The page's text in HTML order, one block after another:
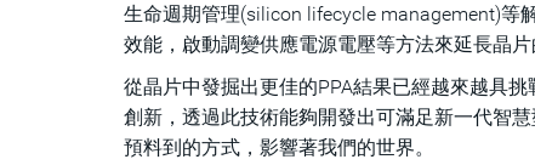
生命週期管理(silicon lifecycle management)等
效能，啟動調變供應電源電壓等方法來延長晶
從晶片中發掘出更佳的PPA結果已經越來越具
創新，透過此技術能夠開發出可滿足新一代智
預料到的方式，影響著我們的世界。